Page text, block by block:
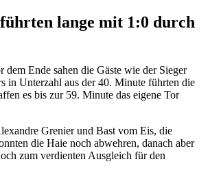
lange mit 1:0 durch
dem Ende sahen die Gäste wie der Sieger
in Unterzahl aus der 40. Minute führten die
es bis zur 59. Minute das eigene Tor
Grenier und Bast vom Eis, die
die Haie noch abwehren, danach aber
zum verdienten Ausgleich für den